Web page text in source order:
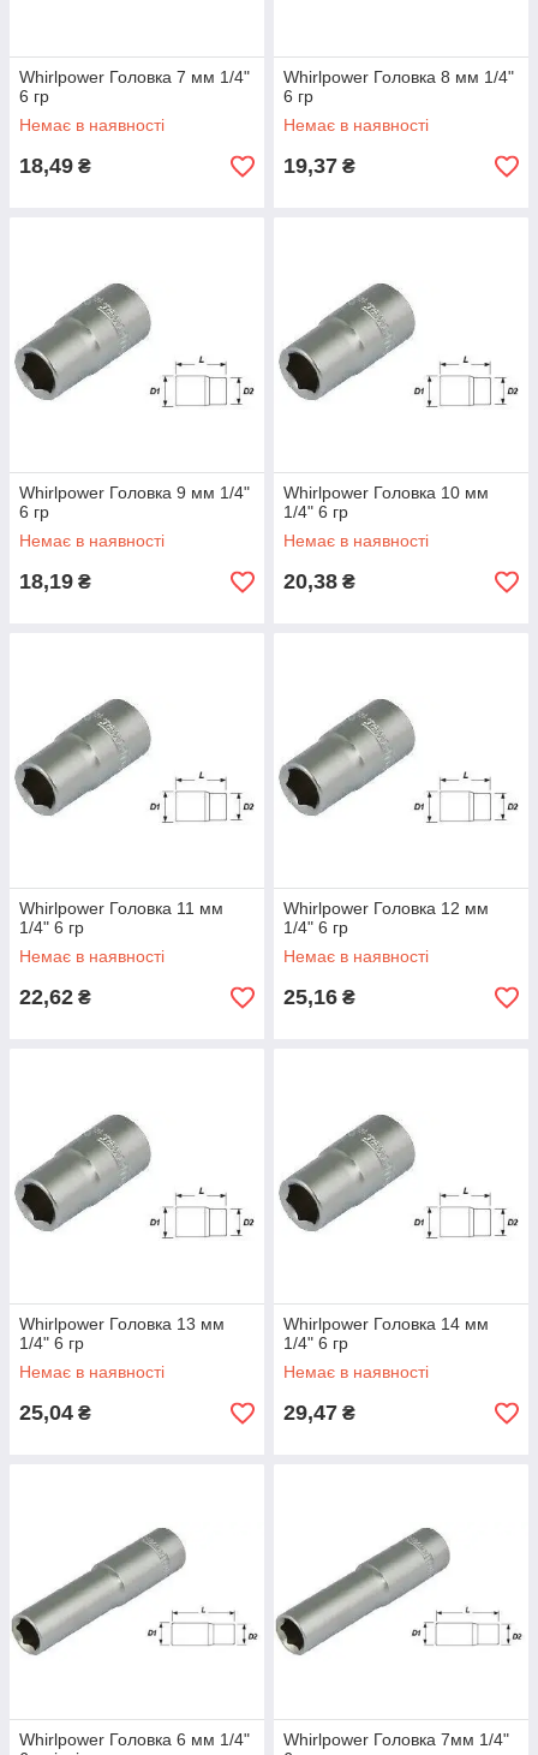
Whirlpower Головка 7 мм 1/4"
6 гр
Немає в наявності
18,49 ₴
Whirlpower Головка 8 мм 1/4"
6 гр
Немає в наявності
19,37 ₴
Whirlpower Головка 9 мм 1/4"
6 гр
Немає в наявності
18,19 ₴
Whirlpower Головка 10 мм
1/4" 6 гр
Немає в наявності
20,38 ₴
Whirlpower Головка 11 мм
1/4" 6 гр
Немає в наявності
22,62 ₴
Whirlpower Головка 12 мм
1/4" 6 гр
Немає в наявності
25,16 ₴
Whirlpower Головка 13 мм
1/4" 6 гр
Немає в наявності
25,04 ₴
Whirlpower Головка 14 мм
1/4" 6 гр
Немає в наявності
29,47 ₴
Whirlpower Головка 6 мм 1/4"
Whirlpower Головка 7мм 1/4"